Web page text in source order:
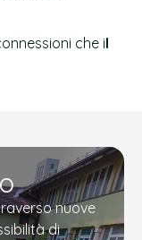
che il
nuove
di